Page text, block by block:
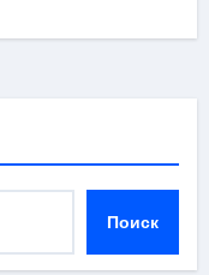
Поиск